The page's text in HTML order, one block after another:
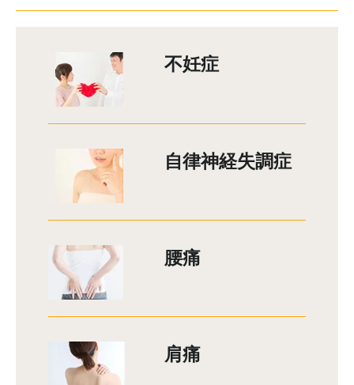
不妊症
自律神経失調症
腰痛
肩痛